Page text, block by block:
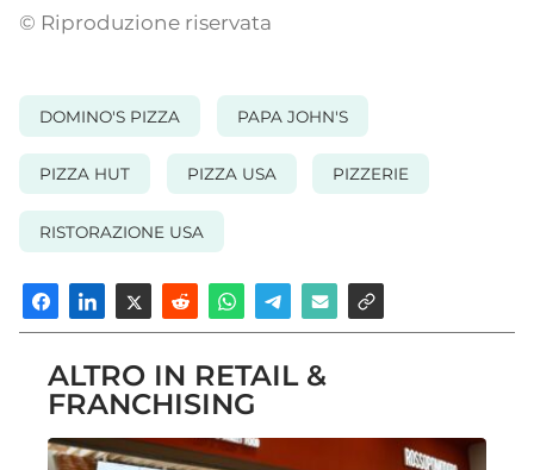
© Riproduzione riservata
DOMINO'S PIZZA PAPA JOHN'S
PIZZA HUT PIZZA USA PIZZERIE
RISTORAZIONE USA
ALTRO IN RETAIL &
FRANCHISING